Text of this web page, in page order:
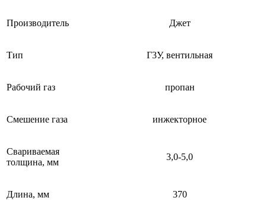
Производитель Джет
Тип Г3У, вентильная
Рабочий газ пропан
Смешение газа инжекторное
Свариваемая
толщина, мм
3,0-5,0
Длина, мм 370